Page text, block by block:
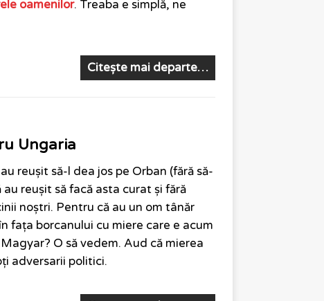
oamenilor. Treaba e simplă, ne
Citește mai departe…
Ungaria
reușit să-l dea jos pe Orban (fără să-
reușit să facă asta curat și fără
noștri. Pentru că au un om tânăr
fața borcanului cu miere care e acum
O să vedem. Aud că mierea
adversarii politici.